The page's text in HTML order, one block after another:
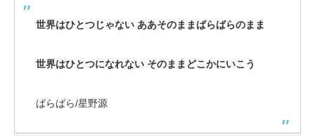
世界はひとつじゃない ああそのままばらばらのまま
世界はひとつになれない そのままどこかにいこう
ばらばら/星野源